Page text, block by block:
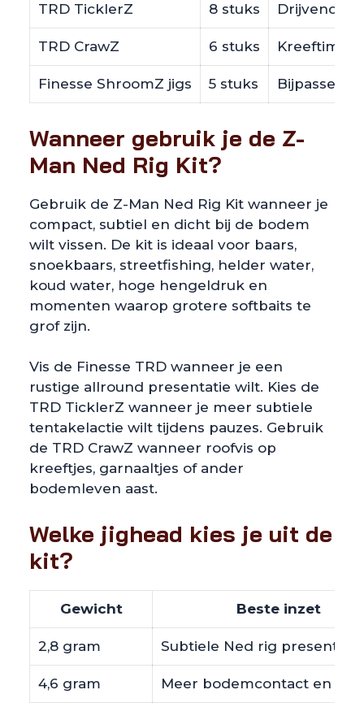
TRD TicklerZ 8 stuks Drijvende
TRD CrawZ 6 stuks
Finesse ShroomZ jigs 5 stuks
Wanneer gebruik je de Z-
Man Ned Rig Kit?
Gebruik de Z-Man Ned Rig Kit wanneer je
compact, subtiel en dicht bij de bodem
wilt vissen. De kit is ideaal voor baars,
snoekbaars, streetfishing, helder water,
koud water, hoge hengeldruk en
momenten waarop grotere softbaits te
grof zijn.
Vis de Finesse TRD wanneer je een
rustige allround presentatie wilt. Kies de
TRD TicklerZ wanneer je meer subtiele
tentakelactie wilt tijdens pauzes. Gebruik
de TRD CrawZ wanneer roofvis op
kreeftjes, garnaaltjes of ander
bodemleven aast.
Welke jighead kies je uit de
kit?
Gewicht Beste inzet
2,8 gram Subtiele Ned rig presentatie
4,6 gram Meer bodemcontact en